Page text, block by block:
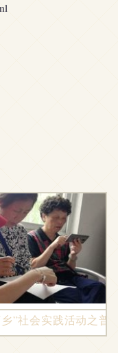
”社会实践活动之普